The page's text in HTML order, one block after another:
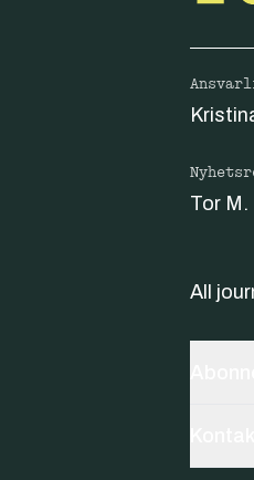
Tor M.
All